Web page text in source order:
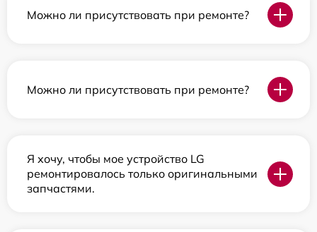
Можно ли присутствовать при ремонте?
Можно ли присутствовать при ремонте?
Я хочу, чтобы мое устройство LG
ремонтировалось только оригинальными
запчастями.